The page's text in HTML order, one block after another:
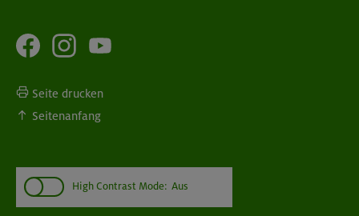
Seite drucken
Seitenanfang
High Contrast Mode: Aus